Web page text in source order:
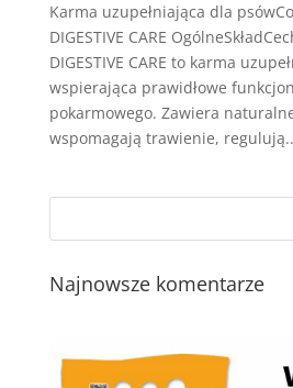
Karma uzupełniająca dla
DIGESTIVE CARE
DIGESTIVE CARE to karma
wspierająca prawidłowe
pokarmowego. Zawiera
wspomagają trawienie,
Najnowsze komentarze